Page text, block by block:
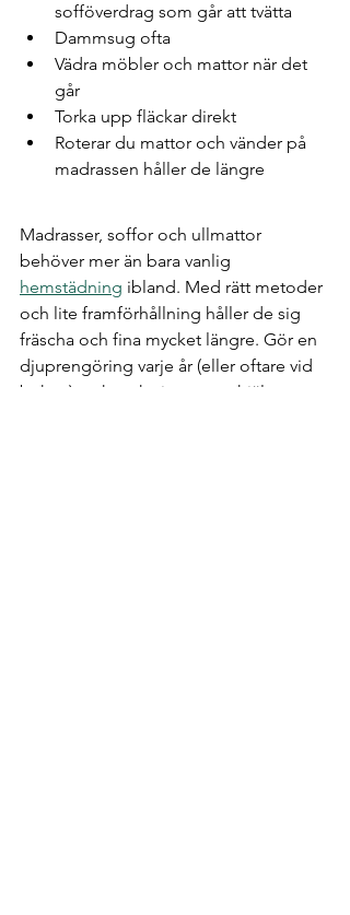
sofföverdrag som går att tvätta
Dammsug ofta
Vädra möbler och mattor när det
går
Torka upp fläckar direkt
Roterar du mattor och vänder på
madrassen håller de längre
Madrasser, soffor och ullmattor
behöver mer än bara vanlig
hemstädning ibland. Med rätt metoder
och lite framförhållning håller de sig
fräscha och fina mycket längre. Gör en
djuprengöring varje år (eller oftare vid
behov), och tveka inte att ta hjälp av